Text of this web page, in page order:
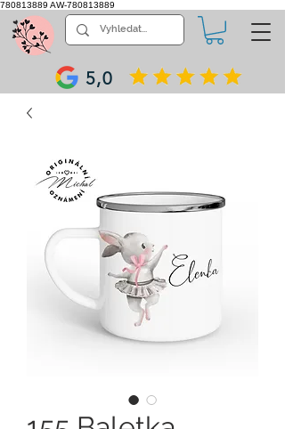
780813889 AW-780813889
5,0